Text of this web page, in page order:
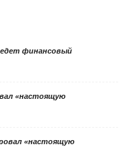
финансовый
«настоящую
«настоящую